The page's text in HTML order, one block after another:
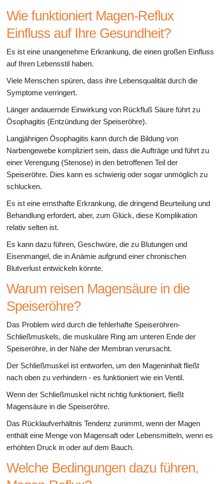
Wie funktioniert Magen-Reflux
Einfluss auf Ihre Gesundheit?
Es ist eine unangenehme Erkrankung, die einen großen Einfluss
auf Ihren Lebensstil haben.
Viele Menschen spüren, dass ihre Lebensqualität durch die
Symptome verringert.
Länger andauernde Einwirkung von Rückfluß Säure führt zu
Ösophagitis (Entzündung der Speiseröhre).
Langjährigen Ösophagitis kann durch die Bildung von
Narbengewebe kompliziert sein, dass die Aufträge und führt zu
einer Verengung (Stenose) in den betroffenen Teil der
Speiseröhre. Dies kann es schwierig oder sogar unmöglich zu
schlucken.
Es ist eine ernsthafte Erkrankung, die dringend Beurteilung und
Behandlung erfordert, aber, zum Glück, diese Komplikation
relativ selten ist.
Es kann dazu führen, Geschwüre, die zu Blutungen und
Eisenmangel, die in Anämie aufgrund einer chronischen
Blutverlust entwickeln könnte.
Warum reisen Magensäure in die
Speiseröhre?
Das Problem wird durch die fehlerhafte Speiseröhren-
Schließmuskels, die muskuläre Ring am unteren Ende der
Speiseröhre, in der Nähe der Membran verursacht.
Der Schließmuskel ist entworfen, um den Mageninhalt fließt
nach oben zu verhindern - es funktioniert wie ein Ventil.
Wenn der Schließmuskel nicht richtig funktioniert, fließt
Magensäure in die Speiseröhre.
Das Rücklaufverhältnis Tendenz zunimmt, wenn der Magen
enthält eine Menge von Magensaft oder Lebensmitteln, wenn es
erhöhten Druck in oder auf dem Bauch.
Welche Bedingungen dazu führen,